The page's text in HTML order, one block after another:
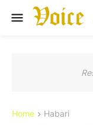
Home Habari